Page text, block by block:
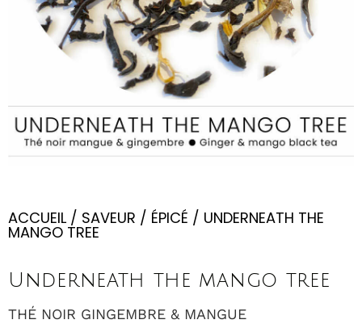
ACCUEIL / SAVEUR / ÉPICÉ / UNDERNEATH THE
MANGO TREE
Underneath the mango tree
THÉ NOIR GINGEMBRE & MANGUE